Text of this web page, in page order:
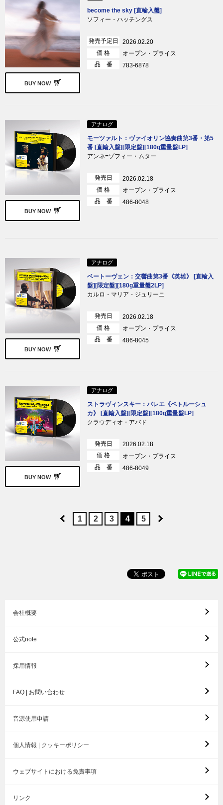
BUY NOW
become the sky [直輸入盤]
ソフィー・ハッチングス
発売予定日
2026.02.20
価 格
オープン・プライス
品 番
783-6878
BUY NOW
アナログ
モーツァルト：ヴァイオリン協奏曲第3番・第5
番 [直輸入盤][限定盤][180g重量盤LP]
アンネ=ゾフィー・ムター
発売日
2026.02.18
価 格
オープン・プライス
品 番
486-8048
BUY NOW
アナログ
ベートーヴェン：交響曲第3番《英雄》 [直輸入
盤][限定盤][180g重量盤2LP]
カルロ・マリア・ジュリーニ
発売日
2026.02.18
価 格
オープン・プライス
品 番
486-8045
BUY NOW
アナログ
ストラヴィンスキー：バレエ《ペトルーシュ
カ》 [直輸入盤][限定盤][180g重量盤LP]
クラウディオ・アバド
発売日
2026.02.18
価 格
オープン・プライス
品 番
486-8049
1 2 3 4 5
会社概要
公式note
採用情報
FAQ | お問い合わせ
音源使用申請
個人情報 | クッキーポリシー
ウェブサイトにおける免責事項
リンク